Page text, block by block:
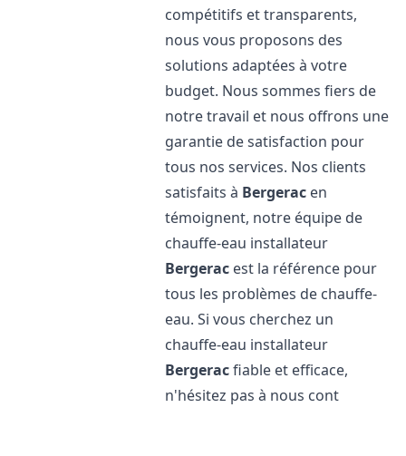
compétitifs et transparents,
nous vous proposons des
solutions adaptées à votre
budget. Nous sommes fiers de
notre travail et nous offrons une
garantie de satisfaction pour
tous nos services. Nos clients
satisfaits à Bergerac en
témoignent, notre équipe de
chauffe-eau installateur
Bergerac est la référence pour
tous les problèmes de chauffe-
eau. Si vous cherchez un
chauffe-eau installateur
Bergeracfiable et efficace,
n'hésitez pas à nous cont